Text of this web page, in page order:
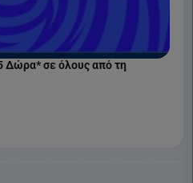
Δώρα* σε όλους από τη